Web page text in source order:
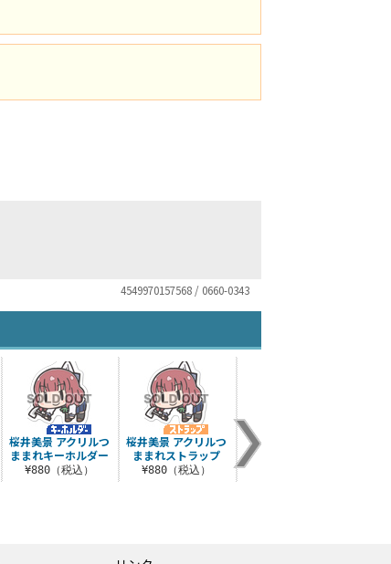
4549970157568 / 0660-0343
桜井美景 アクリルつ
ままれキーホルダー
¥880（税込）
桜井美景 アクリルつ
ままれストラップ
¥880（税込）
真中あお フルカラー